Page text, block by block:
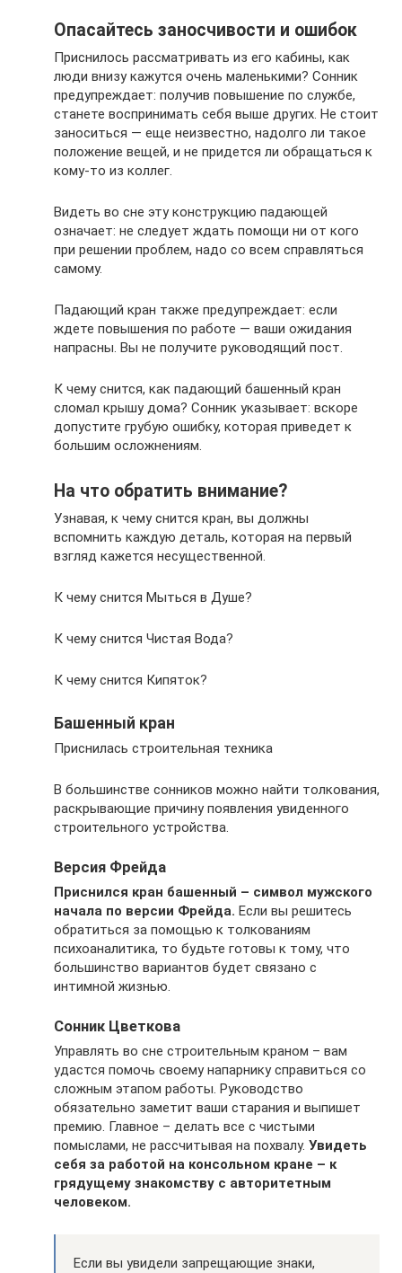
Опасайтесь заносчивости и ошибок
Приснилось рассматривать из его кабины, как
люди внизу кажутся очень маленькими? Сонник
предупреждает: получив повышение по службе,
станете воспринимать себя выше других. Не стоит
заноситься — еще неизвестно, надолго ли такое
положение вещей, и не придется ли обращаться к
кому-то из коллег.
Видеть во сне эту конструкцию падающей
означает: не следует ждать помощи ни от кого
при решении проблем, надо со всем справляться
самому.
Падающий кран также предупреждает: если
ждете повышения по работе — ваши ожидания
напрасны. Вы не получите руководящий пост.
К чему снится, как падающий башенный кран
сломал крышу дома? Сонник указывает: вскоре
допустите грубую ошибку, которая приведет к
большим осложнениям.
На что обратить внимание?
Узнавая, к чему снится кран, вы должны
вспомнить каждую деталь, которая на первый
взгляд кажется несущественной.
К чему снится Мыться в Душе?
К чему снится Чистая Вода?
К чему снится Кипяток?
Башенный кран
Приснилась строительная техника
В большинстве сонников можно найти толкования,
раскрывающие причину появления увиденного
строительного устройства.
Версия Фрейда
Приснился кран башенный – символ мужского
начала по версии Фрейда. Если вы решитесь
обратиться за помощью к толкованиям
психоаналитика, то будьте готовы к тому, что
большинство вариантов будет связано с
интимной жизнью.
Сонник Цветкова
Управлять во сне строительным краном – вам
удастся помочь своему напарнику справиться со
сложным этапом работы. Руководство
обязательно заметит ваши старания и выпишет
премию. Главное – делать все с чистыми
помыслами, не рассчитывая на похвалу. Увидеть
себя за работой на консольном кране – к
грядущему знакомству с авторитетным
человеком.
Если вы увидели запрещающие знаки,